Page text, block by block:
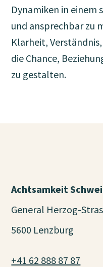
Dynamiken in einem
und ansprechbar zu
Klarheit,
die Chance,
zu gestalten.
Achtsamkeit
General Herzog-
5600 Lenzburg
+41 62 888 87 87